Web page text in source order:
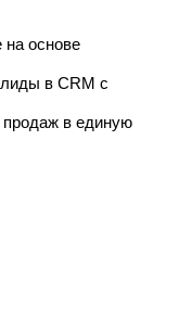
на основе
лиды в CRM с
продаж в единую